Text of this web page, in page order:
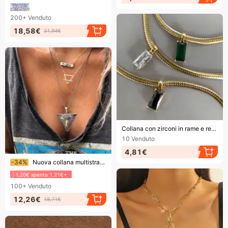
200+ Venduto
18,58€ 31,94€
Finendo presto!
Collana con zirconi in rame e rettangolo alla moda
10 Venduto
4,81€
Finendo presto!
-34% Nuova collana multistrato triangolare in turchese in stile bohémien
1,20€ spento 1,21€+
100+ Venduto
12,26€ 18,71€